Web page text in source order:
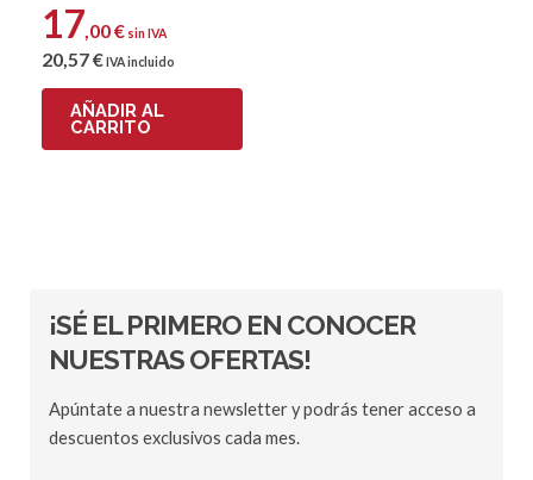
17,00€ sin IVA
20,57€IVA incluido
AÑADIR AL
CARRITO
¡SÉ EL PRIMERO EN CONOCER
NUESTRAS OFERTAS!
Apúntate a nuestra newsletter y podrás tener acceso a
descuentos exclusivos cada mes.